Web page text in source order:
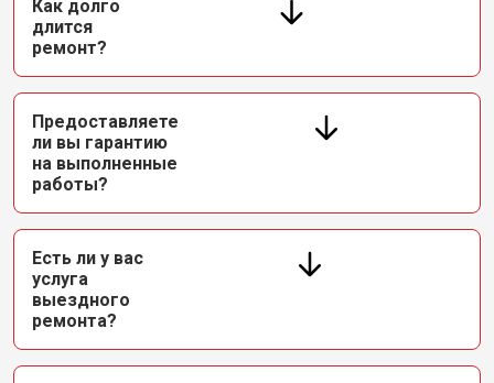
Как долго
длится
ремонт?
Предоставляете
ли вы гарантию
на выполненные
работы?
Есть ли у вас
услуга
выездного
ремонта?